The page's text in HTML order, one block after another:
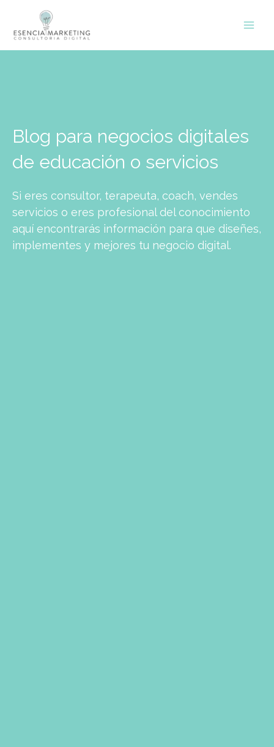
contenido
Blog para negocios digitales
de educación o servicios
Si eres consultor, terapeuta, coach, vendes
servicios o eres profesional del conocimiento
aquí encontrarás información para que diseñes,
implementes y mejores tu negocio digital.